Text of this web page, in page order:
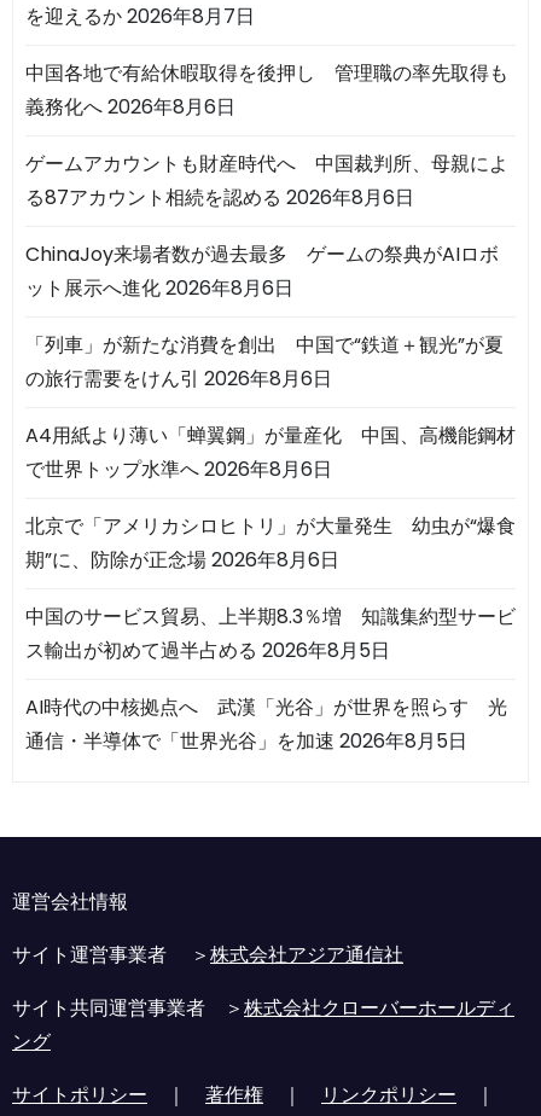
を迎えるか2026年8月7日
中国各地で有給休暇取得を後押し 管理職の率先取得も
義務化へ2026年8月6日
ゲームアカウントも財産時代へ 中国裁判所、母親によ
る87アカウント相続を認める 2026年8月6日
ChinaJoy来場者数が過去最多 ゲームの祭典がAIロボ
ット展示へ進化2026年8月6日
「列車」が新たな消費を創出 中国で“鉄道＋観光”が夏
の旅行需要をけん引 2026年8月6日
A4用紙より薄い「蝉翼鋼」が量産化 中国、高機能鋼材
で世界トップ水準へ2026年8月6日
北京で「アメリカシロヒトリ」が大量発生 幼虫が“爆食
期”に、防除が正念場2026年8月6日
中国のサービス貿易、上半期8.3％増 知識集約型サービ
ス輸出が初めて過半占める 2026年8月5日
AI時代の中核拠点へ 武漢「光谷」が世界を照らす 光
通信・半導体で「世界光谷」を加速 2026年8月5日
運営会社情報
サイト運営事業者 ＞株式会社アジア通信社
サイト共同運営事業者 ＞株式会社クローバーホールディ
ング
サイトポリシー ｜ 著作権 ｜ リンクポリシー ｜